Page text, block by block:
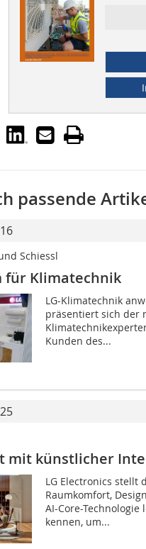
passende
Schiessl
für Klimatechnik
LG-Klimatechnik
präsentiert sich der
Kunden des...
mit künstlicher
LG Electronics stellt
Raumkomfort,
AI-Core-
kennen, um...